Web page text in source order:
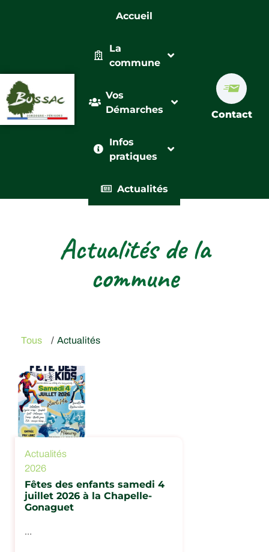
Accueil
La
commune
Vos
Démarches
Infos
pratiques
Actualités
Contact
Actualités de la
commune
Tous / Actualités
Actualités
2026
Fêtes des enfants samedi 4
juillet 2026 à la Chapelle-
Gonaguet
…